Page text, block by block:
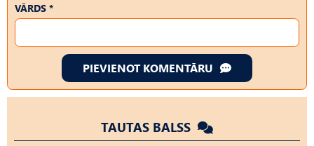
VĀRDS *
PIEVIENOT KOMENTĀRU
TAUTAS BALSS